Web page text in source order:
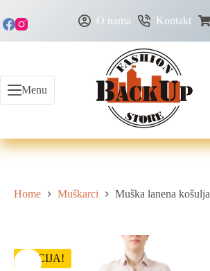
O nama Kontakt
Menu
Home Muškarci Muška lanena košulja
AKCIJA!